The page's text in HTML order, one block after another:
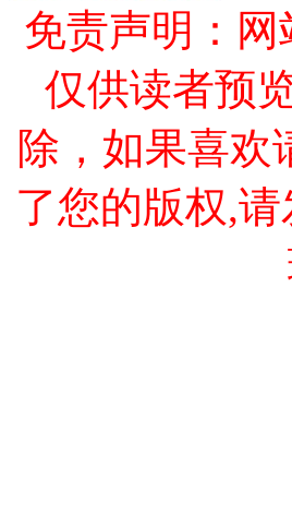
免责声明：
仅供读者预
除，如果喜欢
了您的版权,请